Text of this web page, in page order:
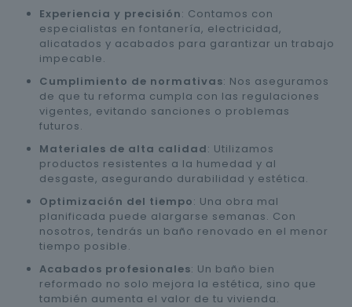
Experiencia y precisión: Contamos con
especialistas en fontanería, electricidad,
alicatados y acabados para garantizar un trabajo
impecable.
Cumplimiento de normativas: Nos aseguramos
de que tu reforma cumpla con las regulaciones
vigentes, evitando sanciones o problemas
futuros.
Materiales de alta calidad: Utilizamos
productos resistentes a la humedad y al
desgaste, asegurando durabilidad y estética.
Optimización del tiempo: Una obra mal
planificada puede alargarse semanas. Con
nosotros, tendrás un baño renovado en el menor
tiempo posible.
Acabados profesionales: Un baño bien
reformado no solo mejora la estética, sino que
también aumenta el valor de tu vivienda.